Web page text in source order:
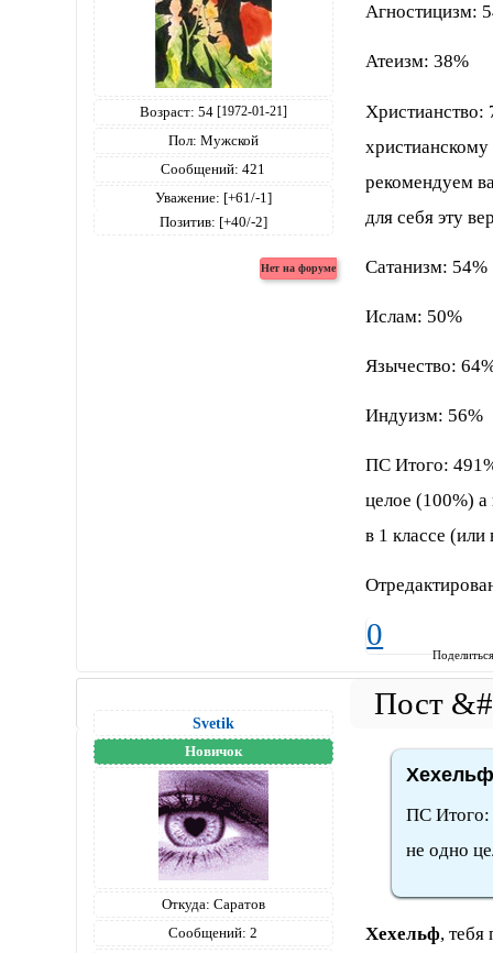
Возраст: 54 [1972-01-21]
Пол: Мужской
Сообщений: 421
Уважение: [+61/-1]
Позитив: [+40/-2]
Агностицизм:
Атеизм: 38%
Христианство:
рекомендуем
для себя эту
Сатанизм: 54%
Ислам: 50%
Язычество:
Индуизм: 56%
ПС Итого:
целое (100%) а
в 1 классе
0
Svetik
Новичок
Откуда: Саратов
Сообщений: 2
ПС Итого:
не одно
Хехельф, тебя